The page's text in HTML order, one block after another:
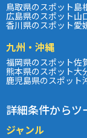
鳥取県のスポット島
広島県のスポット山
香川県のスポット愛
九州・沖縄
福岡県のスポット佐
熊本県のスポット大
鹿児島県のスポット
詳細条件からツ
ジャンル